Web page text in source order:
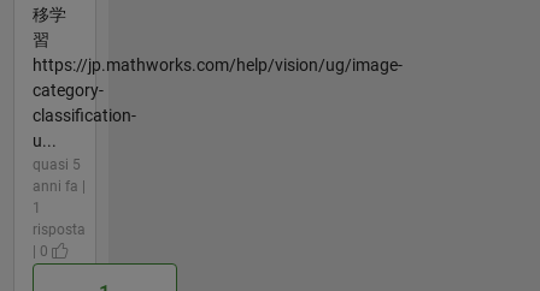
移学
習
https://jp.mathworks.com/help/vision/ug/image-
category-
classification-
u...
quasi 5
anni fa |
1
risposta
| 0